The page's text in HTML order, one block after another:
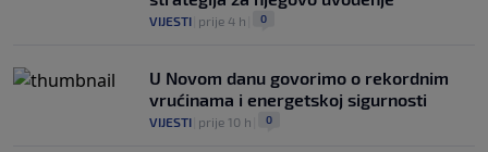
VIJESTI prije 4 h 0
U Novom danu govorimo o rekordnim
vrućinama i energetskoj sigurnosti
VIJESTI prije 10 h 0